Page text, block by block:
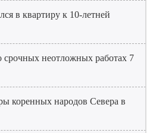
в квартиру к 10-летней
неотложных работах 7
коренных народов Севера в